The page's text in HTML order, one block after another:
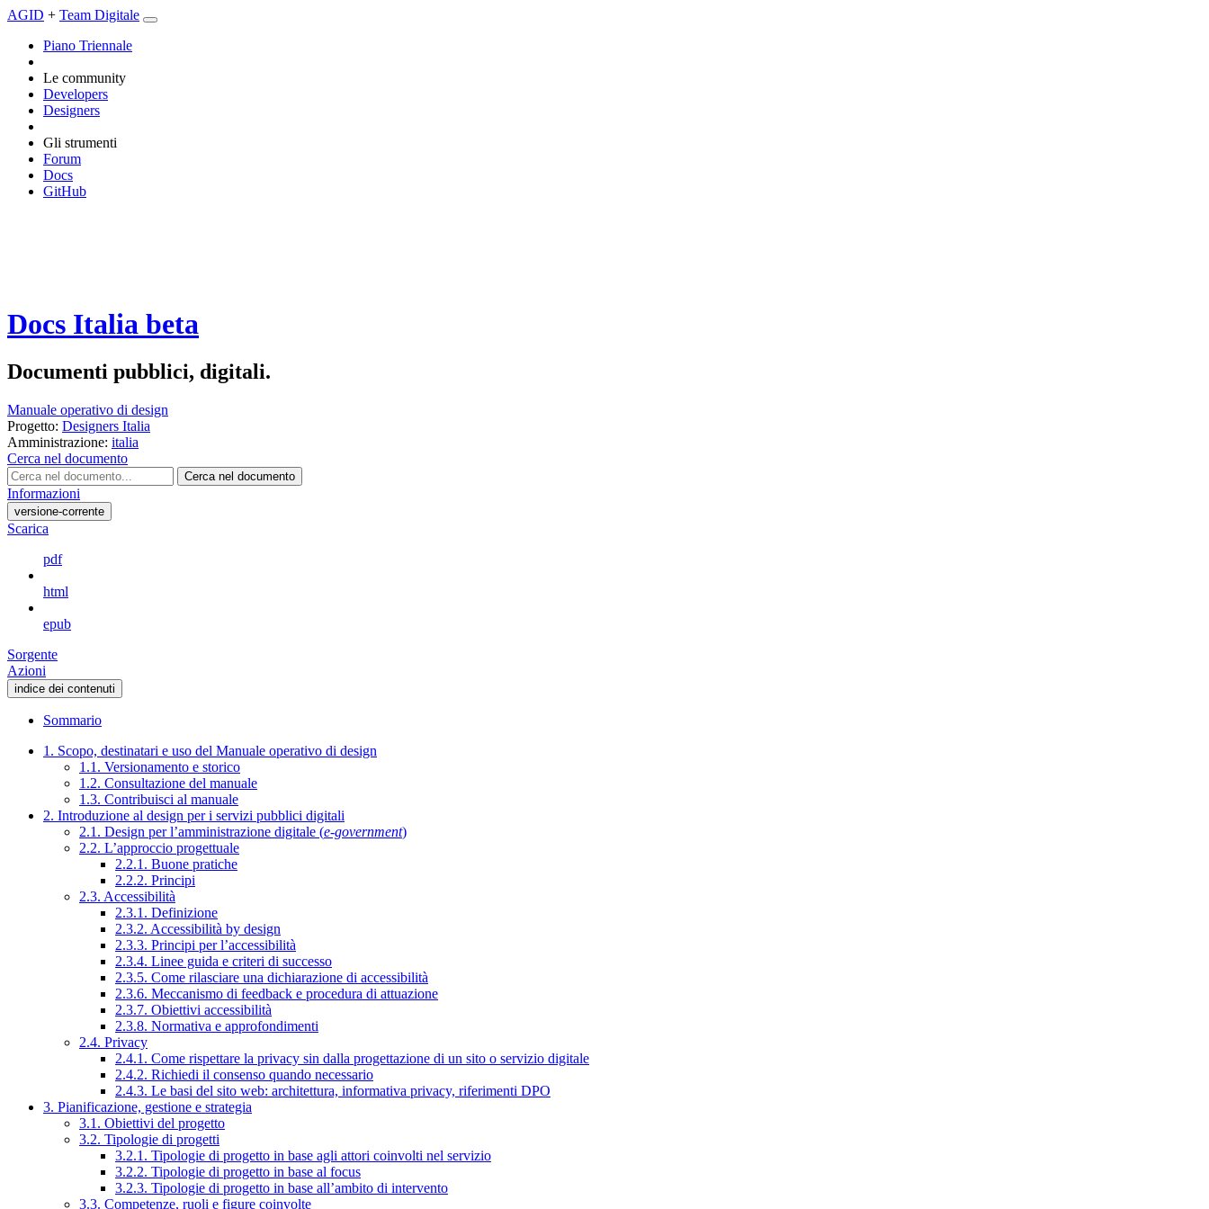
AGID + Team Digitale
Piano Triennale
Le community
Developers
Designers
Gli strumenti
Forum
Docs
GitHub
Docs Italia beta
Documenti pubblici, digitali.
Manuale operativo di design
Progetto: Designers Italia
Amministrazione: italia
Cerca nel documento
Cerca nel documento
Informazioni
versione-corrente
Scarica
pdf
html
epub
Sorgente
Azioni
indice dei contenuti
Sommario
1. Scopo, destinatari e uso del Manuale operativo di design
1.1. Versionamento e storico
1.2. Consultazione del manuale
1.3. Contribuisci al manuale
2. Introduzione al design per i servizi pubblici digitali
2.1. Design per l’amministrazione digitale (e-government)
2.2. L’approccio progettuale
2.2.1. Buone pratiche
2.2.2. Principi
2.3. Accessibilità
2.3.1. Definizione
2.3.2. Accessibilità by design
2.3.3. Principi per l’accessibilità
2.3.4. Linee guida e criteri di successo
2.3.5. Come rilasciare una dichiarazione di accessibilità
2.3.6. Meccanismo di feedback e procedura di attuazione
2.3.7. Obiettivi accessibilità
2.3.8. Normativa e approfondimenti
2.4. Privacy
2.4.1. Come rispettare la privacy sin dalla progettazione di un sito o servizio digitale
2.4.2. Richiedi il consenso quando necessario
2.4.3. Le basi del sito web: architettura, informativa privacy, riferimenti DPO
3. Pianificazione, gestione e strategia
3.1. Obiettivi del progetto
3.2. Tipologie di progetti
3.2.1. Tipologie di progetto in base agli attori coinvolti nel servizio
3.2.2. Tipologie di progetto in base al focus
3.2.3. Tipologie di progetto in base all’ambito di intervento
3.3. Competenze, ruoli e figure coinvolte